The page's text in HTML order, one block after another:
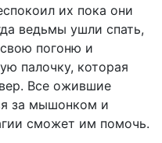
их пока они
ведьмы ушли спать,
погоню и
палочку, которая
Все ожившие
за мышонком и
сможет им помочь.